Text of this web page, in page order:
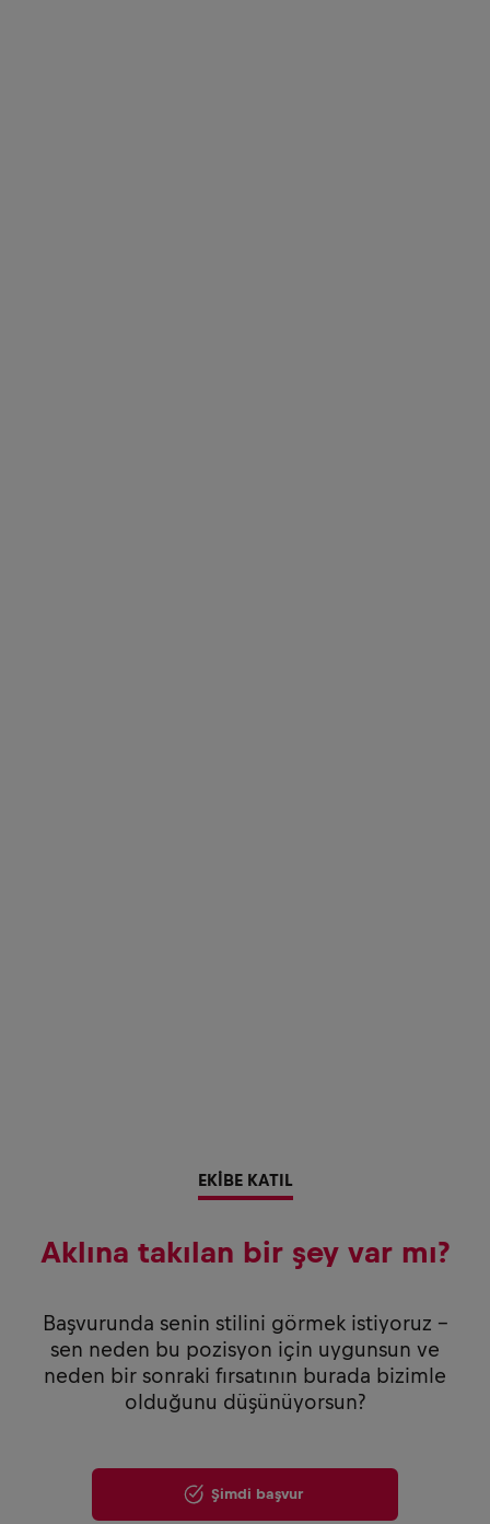
EKİBE KATIL
Aklına takılan bir şey var mı?
Başvurunda senin stilini görmek istiyoruz –
sen neden bu pozisyon için uygunsun ve
neden bir sonraki fırsatının burada bizimle
olduğunu düşünüyorsun?
Şimdi başvur